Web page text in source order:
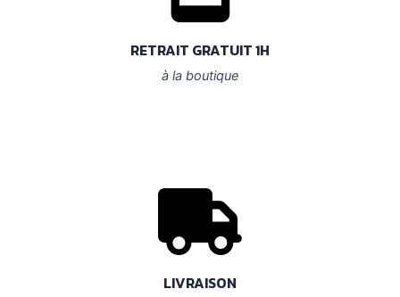
RETRAIT GRATUIT 1H
à la boutique
LIVRAISON